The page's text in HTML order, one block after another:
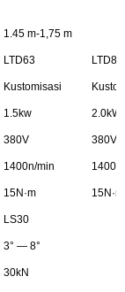
1.45 m-1,75 m
LTD63 LTD80
Kustomisasi
1.5kw 2.0kW
380V 380V
1400n/min
15N·m 15N·m
LS30
3° — 8°
30kN